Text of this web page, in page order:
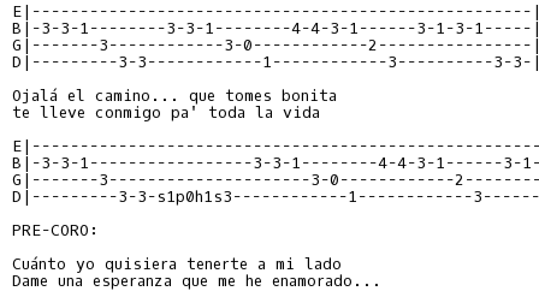
E|----------------------------------------------------
B|-3-3-1--------3-3-1--------4-4-3-1------3-1-3-1-----
G|-------3------------3-0------------2----------------
D|---------3-3------------1------------3----------3-3-
Ojalá el camino... que tomes bonita
te lleve conmigo pa' toda la vida
B|-3-3-1-----------------3-3-1--------4-4-3-1------3-
G|-------3---------------------3-0------------
D|---------3-3-s1p0h1s3------------1------------
PRE-CORO:
Cuánto yo quisiera tenerte a mi lado
Dame una esperanza que me he enamorado...